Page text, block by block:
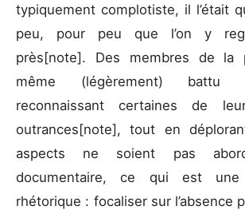
typiquement complotiste, il l’était
peu, pour peu que l’on y
près[note]. Des membres de la
même (légèrement) battu
reconnaissant certaines de
outrances[note], tout en
aspects ne soient pas
documentaire, ce qui est
rhétorique : focaliser sur l’absence